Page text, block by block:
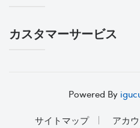
カスタマーサービス
Powered By
サイトマップ
アカ